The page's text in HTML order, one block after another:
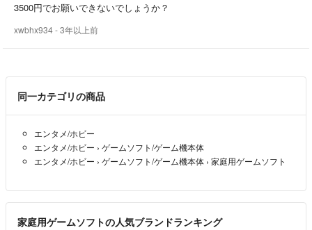
3500円でお願いできないでしょうか？
xwbhx934- 3年以上前
同一カテゴリの商品
エンタメ/ホビー
エンタメ/ホビー › ゲームソフト/ゲーム機本体
エンタメ/ホビー › ゲームソフト/ゲーム機本体 › 家庭用ゲームソフト
家庭用ゲームソフトの人気ブランドランキング